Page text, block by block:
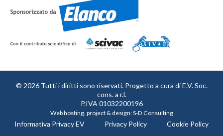
© 2026 Tutti i diritti sono riservati. Progetto a cura diE.V. Soc.
cons. a r.l.
P.IVA 01032200196
Web hosting, project & design:S-D Consulting
Informativa Privacy EV Privacy Policy Cookie Policy